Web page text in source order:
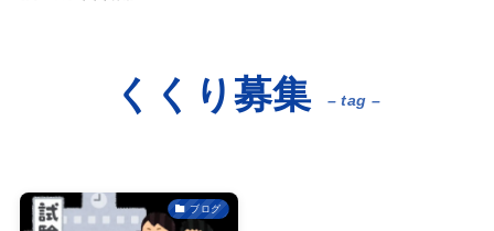
くくり募集 – tag –
ブログ